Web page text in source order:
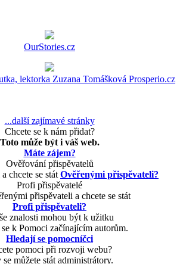
OurStories.cz
lektorka Zuzana Tomášková Prosperio.cz
...další zajímavé stránky
Chcete se k nám přidat?
Toto může být i váš web.
Máte zájem?
Ověřování přispěvatelů
chcete se stát Ověřenými přispěvateli?
Profi přispěvatelé
přispěvateli a chcete se stát
Profi přispěvateli?
znalosti mohou být k užitku
k Pomoci začínajícím autorům.
Hledají se pomocníčci
pomoci při rozvoji webu?
můžete stát administrátory.